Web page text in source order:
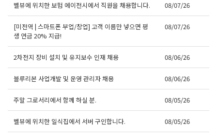
벨뷰에 위치한 보험 에이전시에서 직원을 채용합니다. 08/07/26
[미전역 | 스마트폰 부업/창업] 고객 이름만 넣으면 평
생 연금 20% 지급!
08/07/26
2차전지 장비 설치 및 유지보수 인재 채용 08/06/26
블루리본 사업개발 및 운영 관리자 채용 08/06/26
주말 그로서리에서 함께 하실 분. 08/05/26
벨뷰에 위치한 일식집에서 서버 구인합니다. 08/05/26